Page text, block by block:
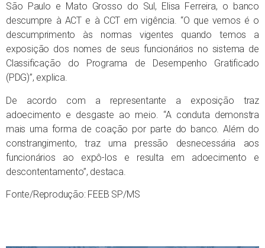
São Paulo e Mato Grosso do Sul, Elisa Ferreira, o banco
descumpre à ACT e à CCT em vigência. “O que vemos é o
descumprimento às normas vigentes quando temos a
exposição dos nomes de seus funcionários no sistema de
Classificação do Programa de Desempenho Gratificado
(PDG)”, explica.
De acordo com a representante a exposição traz
adoecimento e desgaste ao meio. “A conduta demonstra
mais uma forma de coação por parte do banco. Além do
constrangimento, traz uma pressão desnecessária aos
funcionários ao expô-los e resulta em adoecimento e
descontentamento”, destaca.
Fonte/Reprodução: FEEB SP/MS